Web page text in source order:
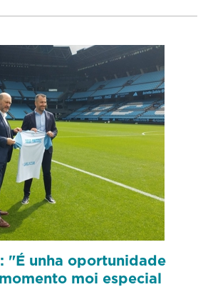
"É unha oportunidade
moi especial